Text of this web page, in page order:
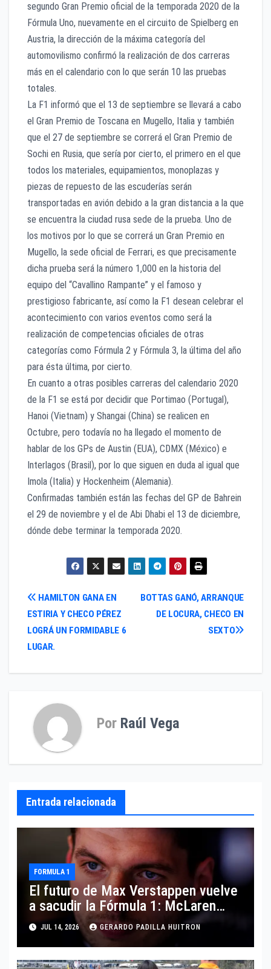
segundo Gran Premio oficial de la temporada 2020 de la
Fórmula Uno, nuevamente en el circuito de Spielberg en
Austria, la dirección de la máxima categoría del
automovilismo confirmó la realización de dos carreras
más en el calendario con lo que serán 10 las pruebas
totales.
La F1 informó que el 13 de septiembre se llevará a cabo
el Gran Premio de Toscana en Mugello, Italia y también
que el 27 de septiembre se correrá el Gran Premio de
Sochi en Rusia, que sería por cierto, el primero en el que
todos los materiales, equipamientos, monoplazas y
piezas de repuesto de las escuderías serán
transportadas en avión debido a la gran distancia a la que
se encuentra la ciudad rusa sede de la prueba. Uno de
los motivos por lo que se correrá un Gran Premio en
Mugello, la sede oficial de Ferrari, es que precisamente
dicha prueba será la número 1,000 en la historia del
equipo del “Cavallino Rampante” y el famoso y
prestigioso fabricante, así como la F1 desean celebrar el
acontecimiento con varios eventos como será la
realización de competencias oficiales de otras
categorías como Fórmula 2 y Fórmula 3, la última del año
para ésta última, por cierto.
En cuanto a otras posibles carreras del calendario 2020
de la F1 se está por decidir que Portimao (Portugal),
Hanoi (Vietnam) y Shangai (China) se realicen en
Octubre, pero todavía no ha llegado el momento de
hablar de los GPs de Austin (EUA), CDMX (México) e
Interlagos (Brasil), por lo que siguen en duda al igual que
Imola (Italia) y Hockenheim (Alemania).
Confirmadas también están las fechas del GP de Bahrein
el 29 de noviembre y el de Abi Dhabi el 13 de diciembre,
dónde debe terminar la temporada 2020.
Navegación
de
entradas
BOTTAS GANÓ, ARRANQUE
DE LOCURA, CHECO EN
SEXTO
HAMILTON GANA EN
ESTIRIA Y CHECO PÉREZ
LOGRÁ UN FORMIDABLE 6
LUGAR.
Por Raúl Vega
Entrada relacionada
FORMULA 1
El futuro de Max Verstappen vuelve
a sacudir la Fórmula 1: McLaren
aparece como posible destino
JUL 14, 2026 GERARDO PADILLA HUITRON